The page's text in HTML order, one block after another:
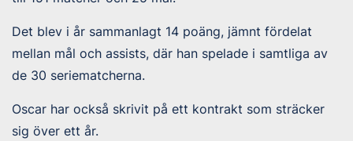
Det blev i år sammanlagt 14 poäng, jämnt fördelat
mellan mål och assists, där han spelade i samtliga av
de 30 seriematcherna.
Oscar har också skrivit på ett kontrakt som sträcker
sig över ett år.